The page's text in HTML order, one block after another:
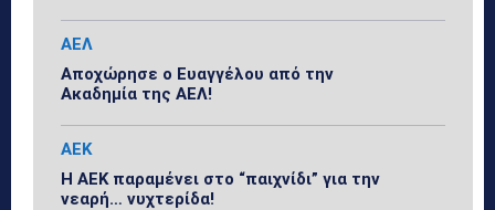
ΑΕΛ
Αποχώρησε ο Ευαγγέλου από την
Ακαδημία της ΑΕΛ!
ΑΕΚ
Η ΑΕΚ παραμένει στο “παιχνίδι” για την
νεαρή… νυχτερίδα!